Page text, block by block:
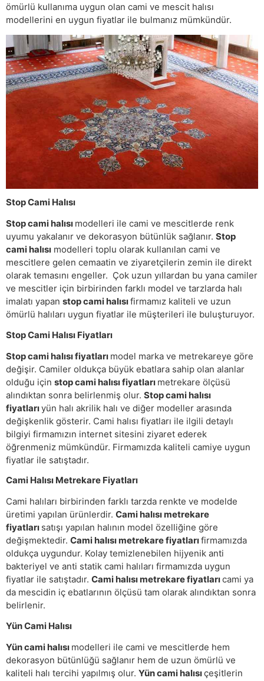
ömürlü kullanıma uygun olan cami ve mescit halısı
modellerini en uygun fiyatlar ile bulmanız mümkündür.
Stop Cami Halısı
Stop cami halısı modelleri ile cami ve mescitlerde renk
uyumu yakalanır ve dekorasyon bütünlük sağlanır. Stop
cami halısı modelleri toplu olarak kullanılan cami ve
mescitlere gelen cemaatin ve ziyaretçilerin zemin ile direkt
olarak temasını engeller. Çok uzun yıllardan bu yana camiler
ve mescitler için birbirinden farklı model ve tarzlarda halı
imalatı yapan stop cami halısıfirmamız kaliteli ve uzun
ömürlü halıları uygun fiyatlar ile müşterileri ile buluşturuyor.
Stop Cami Halısı Fiyatları
Stop cami halısı fiyatları model marka ve metrekareye göre
değişir. Camiler oldukça büyük ebatlara sahip olan alanlar
olduğu için stop cami halısı fiyatları metrekare ölçüsü
alındıktan sonra belirlenmiş olur. Stop cami halısı
fiyatlarıyün halı akrilik halı ve diğer modeller arasında
değişkenlik gösterir. Cami halısı fiyatları ile ilgili detaylı
bilgiyi firmamızın internet sitesini ziyaret ederek
öğrenmeniz mümkündür. Firmamızda kaliteli camiye uygun
fiyatlar ile satıştadır.
Cami Halısı Metrekare Fiyatları
Cami halıları birbirinden farklı tarzda renkte ve modelde
üretimi yapılan ürünlerdir. Cami halısı metrekare
fiyatları satışı yapılan halının model özelliğine göre
değişmektedir. Cami halısı metrekare fiyatlarıfirmamızda
oldukça uygundur. Kolay temizlenebilen hijyenik anti
bakteriyel ve anti statik cami halıları firmamızda uygun
fiyatlar ile satıştadır. Cami halısı metrekare fiyatlarıcami ya
da mescidin iç ebatlarının ölçüsü tam olarak alındıktan sonra
belirlenir.
Yün Cami Halısı
Yün cami halısı modelleri ile cami ve mescitlerde hem
dekorasyon bütünlüğü sağlanır hem de uzun ömürlü ve
kaliteli halı tercihi yapılmış olur. Yün cami halısıçeşitlerin